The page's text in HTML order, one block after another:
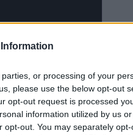
or processing of your
please use the below opt-out
opt-out request is processed
information utilized by us
out. You may separately
VER TODOS →